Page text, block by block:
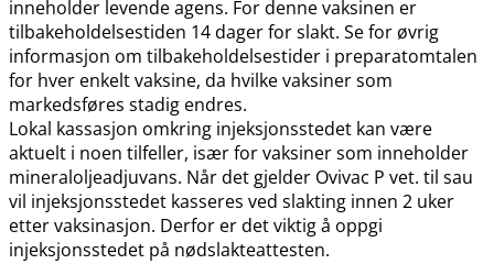
inneholder levende agens. For denne vaksinen er
tilbakeholdelsestiden 14 dager for slakt. Se for øvrig
informasjon om tilbakeholdelsestider i preparatomtalen
for hver enkelt vaksine, da hvilke vaksiner som
markedsføres stadig endres.
Lokal kassasjon omkring injeksjonsstedet kan være
aktuelt i noen tilfeller, især for vaksiner som inneholder
mineraloljeadjuvans. Når det gjelder Ovivac P vet. til sau
vil injeksjonsstedet kasseres ved slakting innen 2 uker
etter vaksinasjon. Derfor er det viktig å oppgi
injeksjonsstedet på nødslakteattesten.